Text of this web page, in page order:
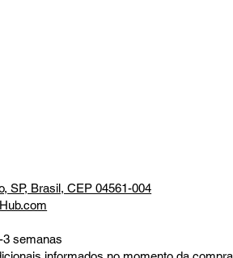
SP, Brasil, CEP 04561-004
3 semanas